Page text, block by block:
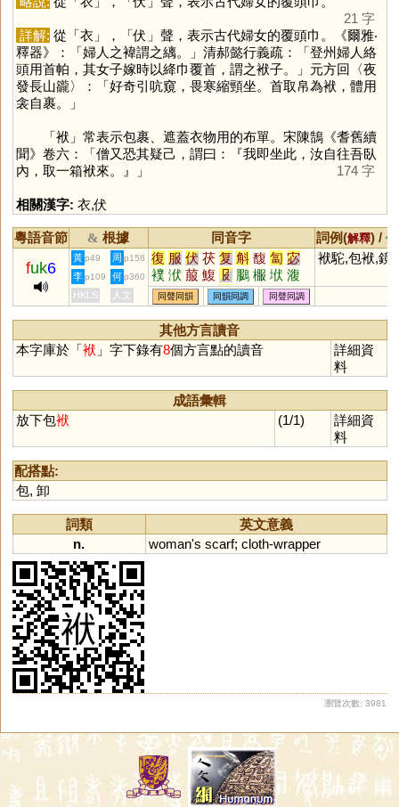
21 字
詳解: 從「衣 」，「伏 」聲，表示古代婦女的覆頭巾。《爾雅‧
釋器》：「婦人之褘謂之縭。」清郝懿行義疏：「登州婦人絡
頭用首帕，其女子嫁時以絳巾覆首，謂之袱子。」元方回〈夜
發長山豅〉：「好奇引吭窺，畏寒縮頸坐。首取帛為袱，體用
衾自裹。」
「袱 」常表示包裹、遮蓋衣物用的布單。宋陳鵠《耆舊續
聞》卷六：「僧又恐其疑己，謂曰：『我即坐此，汝自往吾臥
內，取一箱袱來。』」
174 字
相關漢字: 衣,伏
粵語音節 & 根據 同音字 詞例(解釋) /
fuk6
黃 p49 周 p158 復 服 伏 茯 复 斛 馥 匐 宓
襆 洑 菔 鰒 𠬝 鵩 棴 垘 澓
輹 纀 鴔 蕧 箙 虙
袱駝,包袱,鏡
李 p109 何 p360
HKLS 人文 同聲同韻 同韻同調 同聲同調
其他方言讀音
本字庫於「袱 」字下錄有8個方言點的讀音
詳細資
料
成語彙輯
放下包袱 (1/1)
詳細資
料
配搭點:
包, 卸
詞類
英文意義
n.
woman's scarf; cloth-wrapper
瀏覽次數: 3981